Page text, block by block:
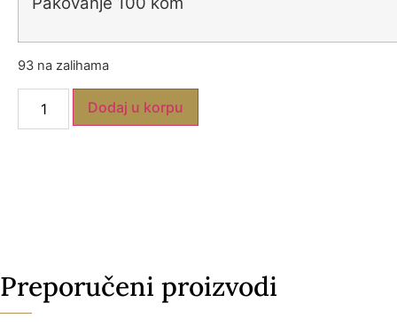
93 na zalihama
Dodaj u korpu
Preporučeni proizvodi